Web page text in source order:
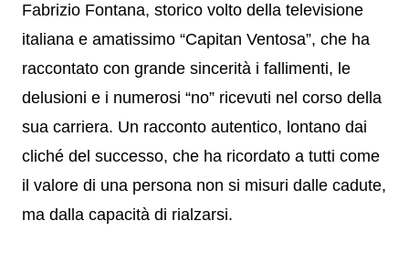
Fabrizio Fontana, storico volto della televisione
italiana e amatissimo “Capitan Ventosa”, che ha
raccontato con grande sincerità i fallimenti, le
delusioni e i numerosi “no” ricevuti nel corso della
sua carriera. Un racconto autentico, lontano dai
cliché del successo, che ha ricordato a tutti come
il valore di una persona non si misuri dalle cadute,
ma dalla capacità di rialzarsi.